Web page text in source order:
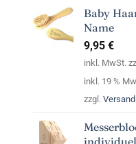
Baby
Name
9,95 €
inkl. MwSt.
inkl. 19 %
zzgl.